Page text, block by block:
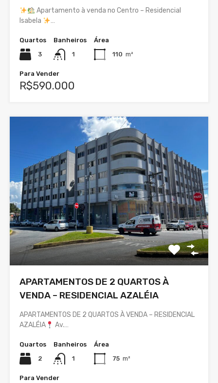
Apartamento à venda no Centro – Residencial
Isabela
…
Quartos
3
Banheiros
1
Área
110 m²
Para Vender
R$590.000
APARTAMENTOS DE 2 QUARTOS À
VENDA – RESIDENCIAL AZALÉIA
APARTAMENTOS DE 2 QUARTOS À VENDA – RESIDENCIAL
AZALÉIA
Av.…
Quartos
2
Banheiros
1
Área
75 m²
Para Vender